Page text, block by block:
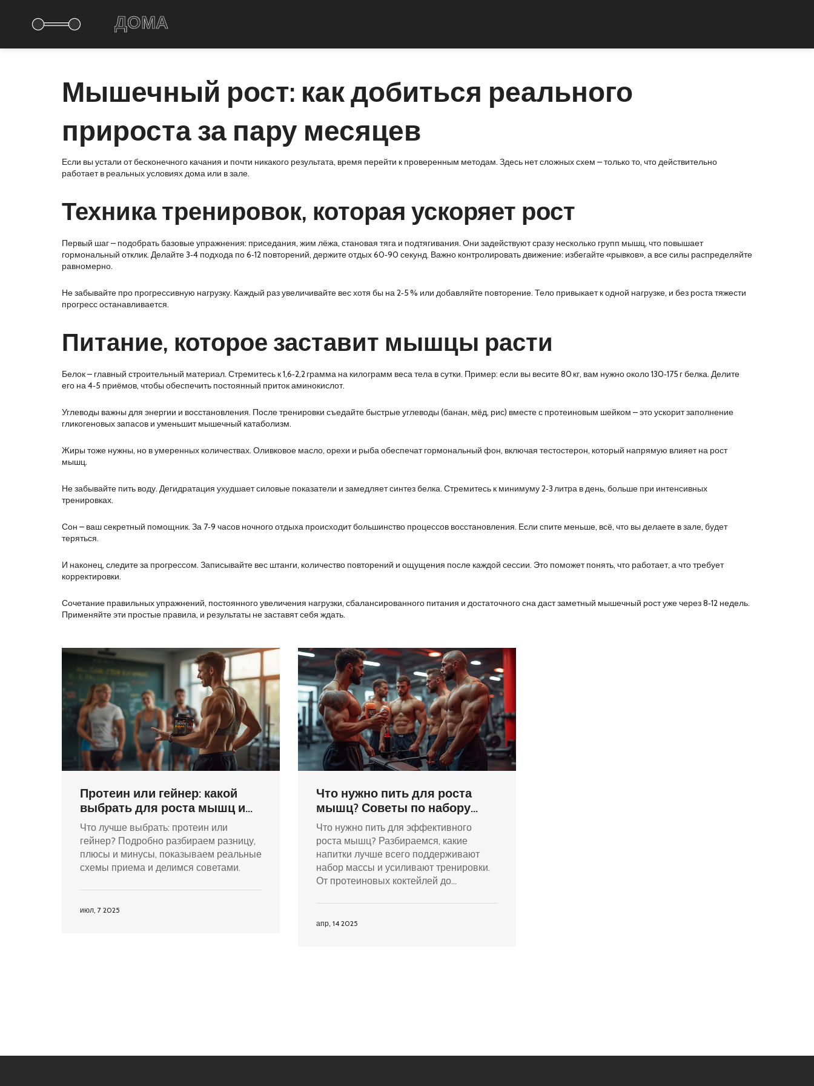
Мышечный рост: как добиться реального
прироста за пару месяцев
Если вы устали от бесконечного качания и почти никакого результата, время перейти к проверенным методам. Здесь нет сложных схем – только то, что действительно
работает в реальных условиях дома или в зале.
Техника тренировок, которая ускоряет рост
Первый шаг – подобрать базовые упражнения: приседания, жим лёжа, становая тяга и подтягивания. Они задействуют сразу несколько групп мышц, что повышает
гормональный отклик. Делайте 3‑4 подхода по 6‑12 повторений, держите отдых 60‑90 секунд. Важно контролировать движение: избегайте «рывков», а все силы распределяйте
равномерно.
Не забывайте про прогрессивную нагрузку. Каждый раз увеличивайте вес хотя бы на 2‑5 % или добавляйте повторение. Тело привыкает к одной нагрузке, и без роста тяжести
прогресс останавливается.
Питание, которое заставит мышцы расти
Белок – главный строительный материал. Стремитесь к 1,6‑2,2 грамма на килограмм веса тела в сутки. Пример: если вы весите 80 кг, вам нужно около 130‑175 г белка. Делите
его на 4‑5 приёмов, чтобы обеспечить постоянный приток аминокислот.
Углеводы важны для энергии и восстановления. После тренировки съедайте быстрые углеводы (банан, мёд, рис) вместе с протеиновым шейком – это ускорит заполнение
гликогеновых запасов и уменьшит мышечный катаболизм.
Жиры тоже нужны, но в умеренных количествах. Оливковое масло, орехи и рыба обеспечат гормональный фон, включая тестостерон, который напрямую влияет на рост
мышц.
Не забывайте пить воду. Дегидратация ухудшает силовые показатели и замедляет синтез белка. Стремитесь к минимуму 2‑3 литра в день, больше при интенсивных
тренировках.
Сон – ваш секретный помощник. За 7‑9 часов ночного отдыха происходит большинство процессов восстановления. Если спите меньше, всё, что вы делаете в зале, будет
теряться.
И наконец, следите за прогрессом. Записывайте вес штанги, количество повторений и ощущения после каждой сессии. Это поможет понять, что работает, а что требует
корректировки.
Сочетание правильных упражнений, постоянного увеличения нагрузки, сбалансированного питания и достаточного сна даст заметный мышечный рост уже через 8‑12 недель.
Применяйте эти простые правила, и результаты не заставят себя ждать.
Протеин или гейнер: какой
выбрать для роста мышц и
набора массы
Что лучше выбрать: протеин или
гейнер? Подробно разбираем разницу,
плюсы и минусы, показываем реальные
схемы приема и делимся советами.
июл, 7 2025
Что нужно пить для роста
мышц? Советы по набору
массы
Что нужно пить для эффективного
роста мышц? Разбираемся, какие
напитки лучше всего поддерживают
набор массы и усиливают тренировки.
От протеиновых коктейлей до
подходить к вопросу и добиться
максимального результата. Германия
апр, 14 2025